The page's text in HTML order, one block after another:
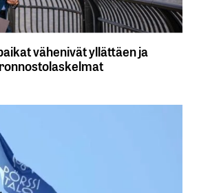
vähenivät yllättäen ja